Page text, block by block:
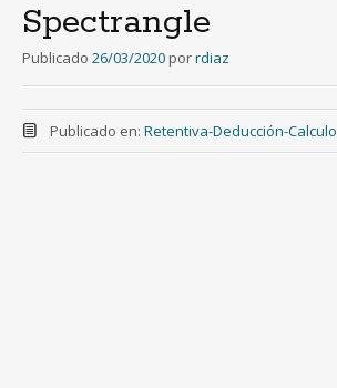
Spectrangle
Publicado 26/03/2020 porrdiaz
Publicado en: Retentiva-Deducción-Calculo